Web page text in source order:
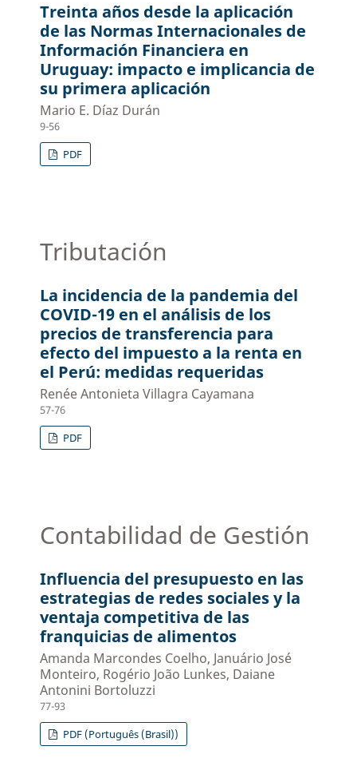
Treinta años desde la aplicación
de las Normas Internacionales de
Información Financiera en
Uruguay: impacto e implicancia de
su primera aplicación
Mario E. Díaz Durán
9-56
PDF
Tributación
La incidencia de la pandemia del
COVID-19 en el análisis de los
precios de transferencia para
efecto del impuesto a la renta en
el Perú: medidas requeridas
Renée Antonieta Villagra Cayamana
57-76
PDF
Contabilidad de Gestión
Influencia del presupuesto en las
estrategias de redes sociales y la
ventaja competitiva de las
franquicias de alimentos
Amanda Marcondes Coelho, Januário José
Monteiro, Rogério João Lunkes, Daiane
Antonini Bortoluzzi
77-93
PDF (Português (Brasil))